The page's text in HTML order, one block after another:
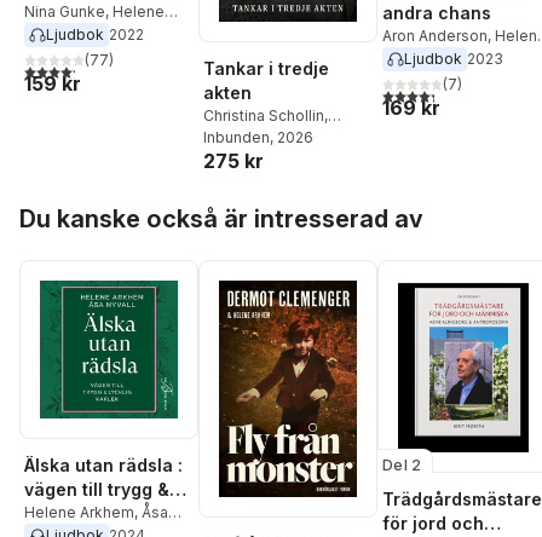
Nina Gunke, Helene
Arkhem
Ljudbok 2022
4,2utav 5 stjärnor. Totalt antal röster:
(77)
159 kr
Tankar i tredje
akten
Christina Schollin,
Helene Arkhem
Inbunden, 2026
275 kr
andra chans
Aron Anderson,
Arkhem
Ljudbok 2023
4,3utav 5 stjärnor.
(7)
169 kr
Du kanske också är intresserad av
Älska utan rädsla :
vägen till trygg &
lycklig kärlek
Helene Arkhem, Åsa
Del 2
Trädgårdsmästare
för jord och